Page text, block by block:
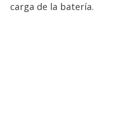
carga de la batería.